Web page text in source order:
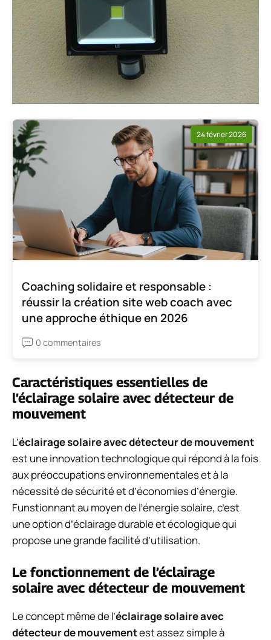
24 février 2026
Coaching solidaire et responsable :
réussir la création site web coach avec
une approche éthique en 2026
0 commentaires
Caractéristiques essentielles de
l’éclairage solaire avec détecteur de
mouvement
L’éclairage solaire avec détecteur de mouvement
est une innovation technologique qui répond à la fois
aux préoccupations environnementales et à la
nécessité de sécurité et d’économies d’énergie.
Funstionnant au moyen de l’énergie solaire, c’est
une option d’éclairage durable et écologique qui
propose une grande facilité d’utilisation.
Le fonctionnement de l’éclairage
solaire avec détecteur de mouvement
Le concept même de l’éclairage solaire avec
détecteur de mouvementest assez simple à